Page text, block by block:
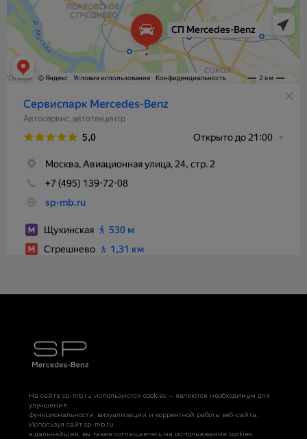
На сайте sp-mb.ru используются cookies — являются необходимым для
улучшения
функциональности, визуализации и корректной работы веб-сайта.
Используя сайт sp-mb.ru
в дальнейшем, вы также соглашаетесь на использование cookies.